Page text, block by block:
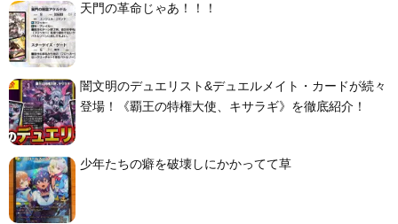
天門の革命じゃあ！！！
闇文明のデュエリスト&デュエルメイト・カードが続々
登場！《覇王の特権大使、キサラギ》を徹底紹介！
少年たちの癖を破壊しにかかってて草